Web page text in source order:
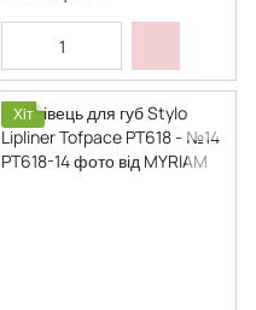
Хіт